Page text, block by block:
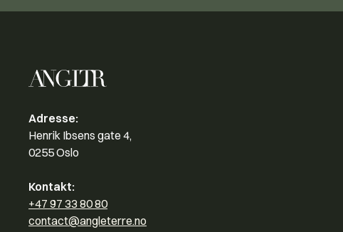
Adresse:
Henrik Ibsens gate 4,
0255 Oslo
Kontakt:
+47 97 33 80 80
contact@angleterre.no